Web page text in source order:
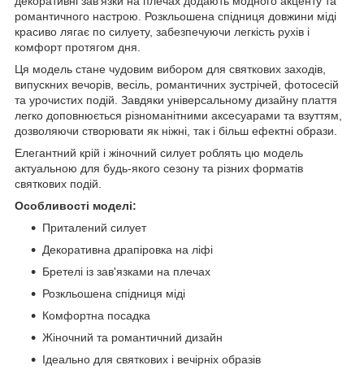
романтичного настрою. Розкльошена спідниця довжини міді
красиво лягає по силуету, забезпечуючи легкість рухів і
комфорт протягом дня.
Ця модель стане чудовим вибором для святкових заходів,
випускних вечорів, весіль, романтичних зустрічей, фотосесій
та урочистих подій. Завдяки універсальному дизайну плаття
легко доповнюється різноманітними аксесуарами та взуттям,
дозволяючи створювати як ніжні, так і більш ефектні образи.
Елегантний крій і жіночний силует роблять цю модель
актуальною для будь-якого сезону та різних форматів
святкових подій.
Особливості моделі:
Приталений силует
Декоративна драпіровка на ліфі
Бретелі із зав'язками на плечах
Розкльошена спідниця міді
Комфортна посадка
Жіночний та романтичний дизайн
Ідеально для святкових і вечірніх образів